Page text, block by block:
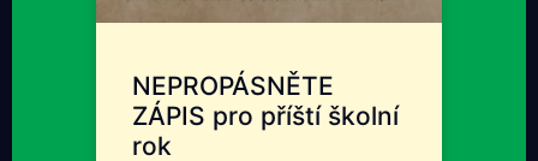
NEPROPÁSNĚTE
ZÁPIS pro příští školní
rok